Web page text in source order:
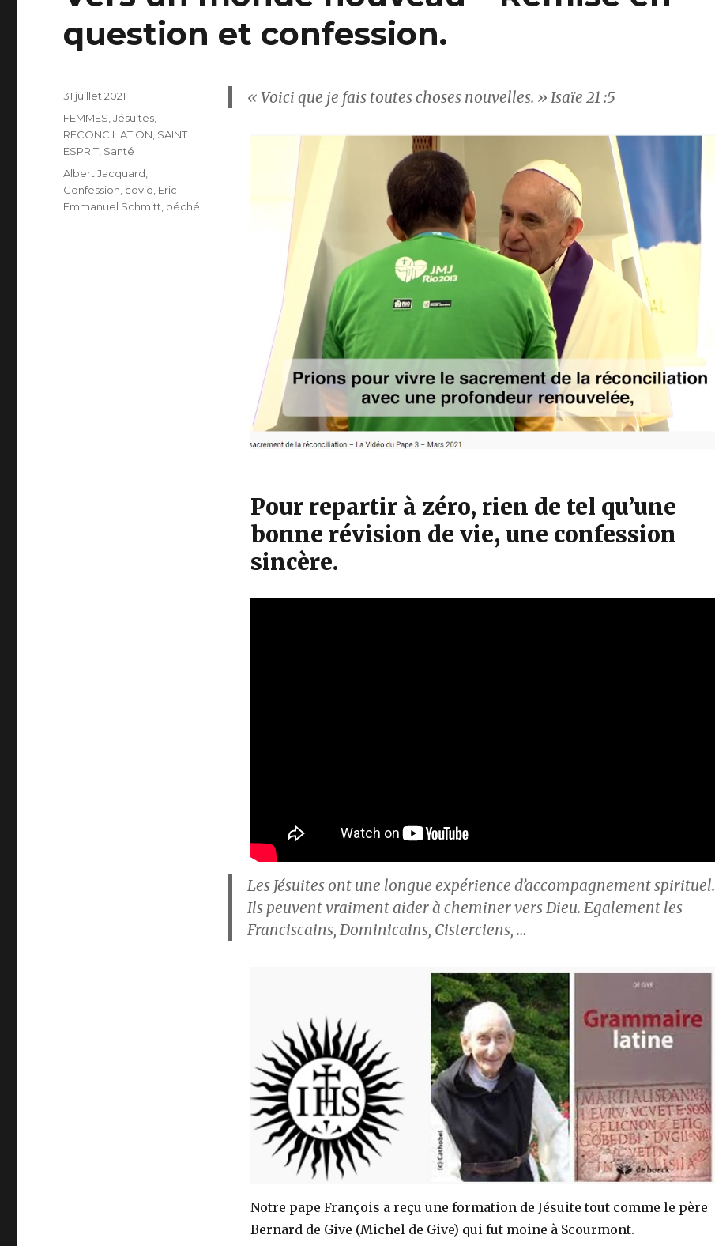
question et confession.
« Voici que je fais toutes choses nouvelles. » Isaïe 21 :5
Pour repartir à zéro, rien de tel qu’une
bonne révision de vie, une confession
sincère.
Les Jésuites ont une longue expérience d’accompagnement spirituel.
Ils peuvent vraiment aider à cheminer vers Dieu. Egalement les
Franciscains, Dominicains, Cisterciens, …
Notre pape François a reçu une formation de Jésuite tout comme le père
Bernard de Give (Michel de Give) qui fut moine à Scourmont.
Publié
31 juillet 2021
Catégories
FEMMES ,Jésuites
RECONCILIATION SAINT
ESPRIT Santé
Étiquettes
Albert Jacquard
Confession covid Eric-
Emmanuel Schmitt péché